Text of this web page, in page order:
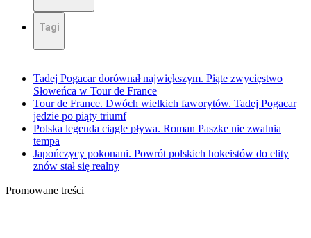
Tagi
Tadej Pogacar dorównał największym. Piąte zwycięstwo
Słoweńca w Tour de France
Tour de France. Dwóch wielkich faworytów. Tadej Pogacar
jedzie po piąty triumf
Polska legenda ciągle pływa. Roman Paszke nie zwalnia
tempa
Japończycy pokonani. Powrót polskich hokeistów do elity
znów stał się realny
Promowane treści